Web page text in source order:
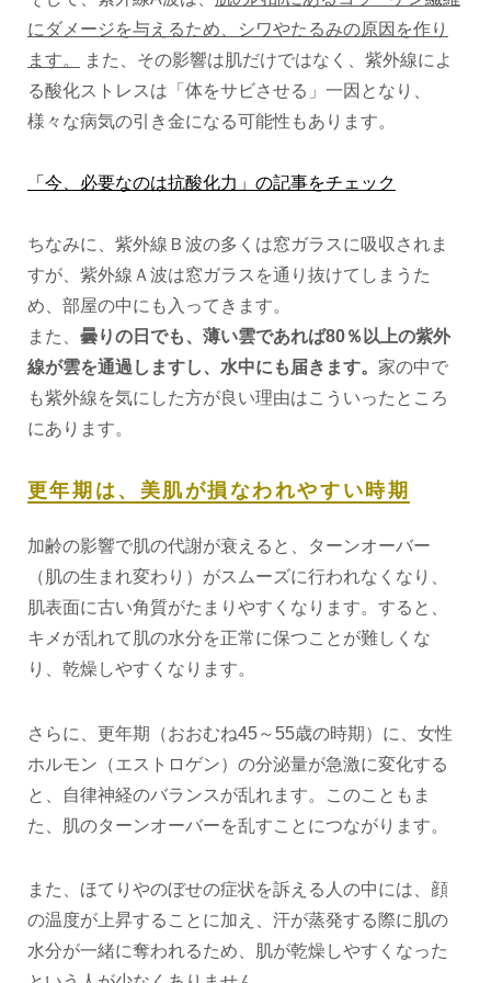
にダメージを与えるため、シワやたるみの原因を作り
ます。
また、その影響は肌だけではなく、紫外線によ
る酸化ストレスは「体をサビさせる」一因となり、
様々な病気の引き金になる可能性もあります。
「今、必要なのは抗酸化力」の記事をチェック
ちなみに、紫外線Ｂ波の多くは窓ガラスに吸収されま
すが、紫外線Ａ波は窓ガラスを通り抜けてしまうた
め、部屋の中にも入ってきます。
また、 曇りの日でも、薄い雲であれば80％以上の紫外
線が雲を通過しますし、水中にも届きます。 家の中で
も紫外線を気にした方が良い理由はこういったところ
にあります。
更年期は、美肌が損なわれやすい時期
加齢の影響で肌の代謝が衰えると、ターンオーバー
（肌の生まれ変わり）がスムーズに行われなくなり、
肌表面に古い角質がたまりやすくなります。すると、
キメが乱れて肌の水分を正常に保つことが難しくな
り、乾燥しやすくなります。
さらに、更年期（おおむね45～55歳の時期）に、女性
ホルモン（エストロゲン）の分泌量が急激に変化する
と、自律神経のバランスが乱れます。このこともま
た、肌のターンオーバーを乱すことにつながります。
また、ほてりやのぼせの症状を訴える人の中には、顔
の温度が上昇することに加え、汗が蒸発する際に肌の
水分が一緒に奪われるため、肌が乾燥しやすくなった